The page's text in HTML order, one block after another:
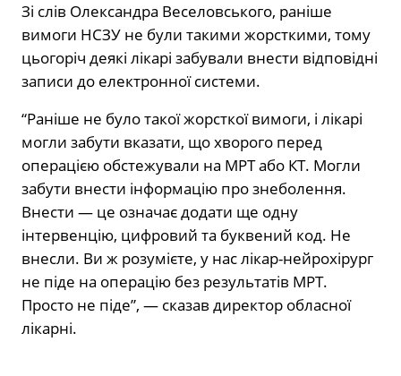
Зі слів Олександра Веселовського, раніше
вимоги НСЗУ не були такими жорсткими, тому
цьогоріч деякі лікарі забували внести відповідні
записи до електронної системи.
“Раніше не було такої жорсткої вимоги, і лікарі
могли забути вказати, що хворого перед
операцією обстежували на МРТ або КТ. Могли
забути внести інформацію про знеболення.
Внести — це означає додати ще одну
інтервенцію, цифровий та буквений код. Не
внесли. Ви ж розумієте, у нас лікар-нейрохірург
не піде на операцію без результатів МРТ.
Просто не піде”, — сказав директор обласної
лікарні.